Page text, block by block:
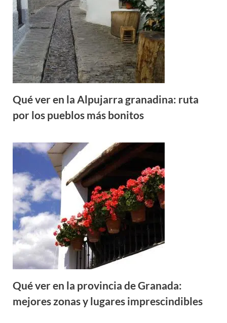
Qué ver en la Alpujarra granadina: ruta
por los pueblos más bonitos
Qué ver en la provincia de Granada:
mejores zonas y lugares imprescindibles